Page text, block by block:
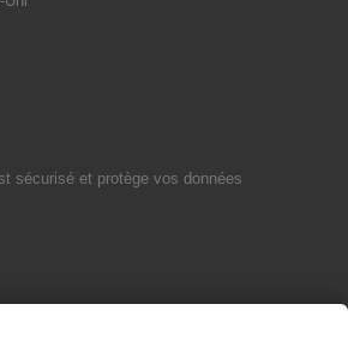
sécurisé et protège vos données